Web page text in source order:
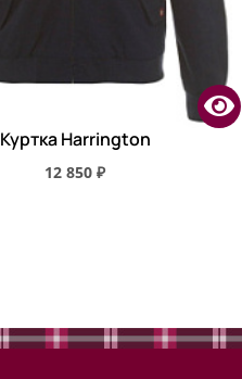
Куртка Harrington
12 850 ₽